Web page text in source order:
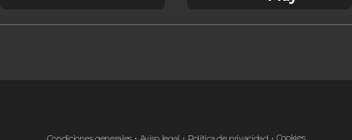
Cookies